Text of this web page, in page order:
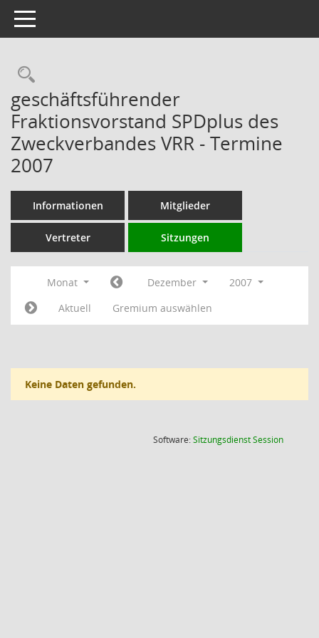
Toggle navigation
Rechercheauswahl
geschäftsführender
Fraktionsvorstand SPDplus des
Zweckverbandes VRR - Termine
2007
Informationen Mitglieder
Vertreter Sitzungen
Monat Dezember
2007
Aktuell
Gremium auswählen
Keine Daten gefunden.
Software:SitzungsdienstSession(Wird in